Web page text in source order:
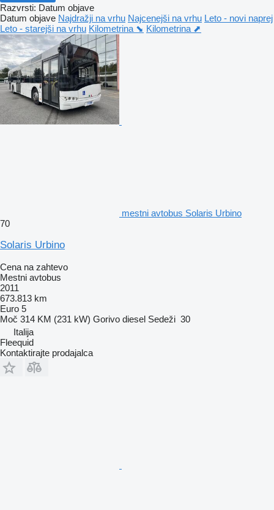
Razvrsti: Datum objave
Datum objave Najdražji na vrhu Najcenejši na vrhu Leto - novi naprej
Leto - starejši na vrhu Kilometrina ⬊ Kilometrina ⬈
mestni avtobus Solaris Urbino
70
Solaris Urbino
Cena na zahtevo
Mestni avtobus
2011
673.813 km
Euro 5
Moč 314 KM (231 kW) Gorivo diesel Sedeži 30
Italija
Fleequid
Kontaktirajte prodajalca